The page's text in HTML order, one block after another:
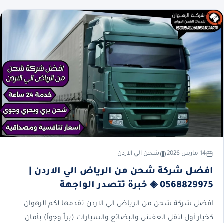
14 مارس 2026 شحن الي الاردن
افضل شركة شحن من الرياض الي الاردن |
0568829975 ◈ خبرة تتصدر الواجهة
افضل شركة شحن من الرياض الي الاردن تقدمها لكم الرهوان
كخيار أول لنقل العفش والبضائع والسيارات (براً وجواً) بأمان